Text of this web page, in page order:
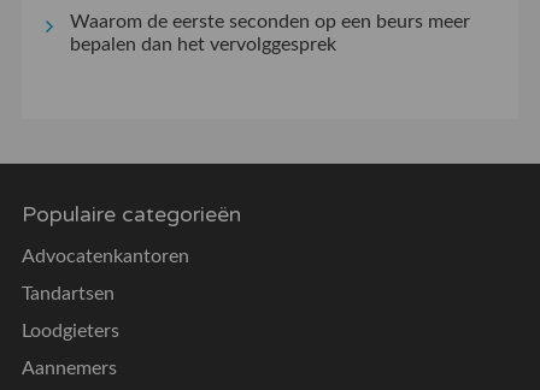
Waarom de eerste seconden op een beurs meer
bepalen dan het vervolggesprek
Populaire categorieën
Advocatenkantoren
Tandartsen
Loodgieters
Aannemers